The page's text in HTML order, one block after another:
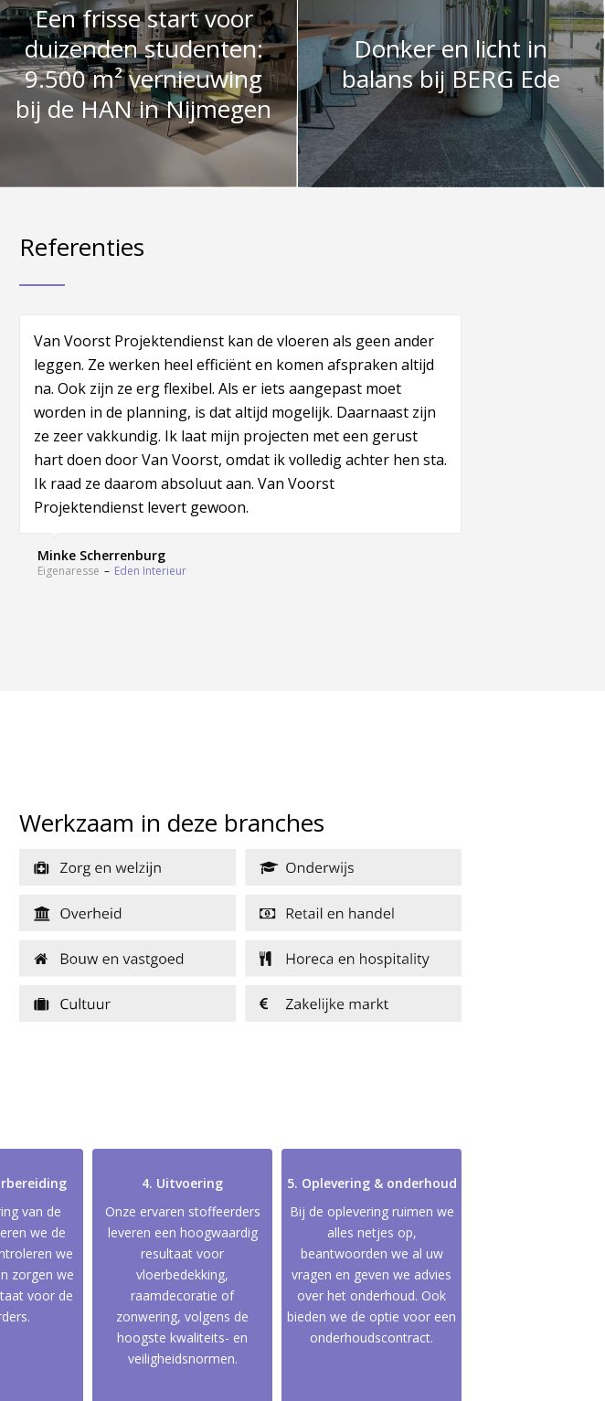
Een frisse start voor
duizenden studenten:
9.500 m² vernieuwing
bij de HAN in Nijmegen
Donker en licht in
balans bij BERG Ede
Referenties
Van Voorst Projektendienst kan de vloeren als geen ander
leggen. Ze werken heel efficiënt en komen afspraken altijd
na. Ook zijn ze erg flexibel. Als er iets aangepast moet
worden in de planning, is dat altijd mogelijk. Daarnaast zijn
ze zeer vakkundig. Ik laat mijn projecten met een gerust
hart doen door Van Voorst, omdat ik volledig achter hen sta.
Ik raad ze daarom absoluut aan. Van Voorst
Projektendienst levert gewoon.
Minke Scherrenburg
Eigenaresse – Eden Interieur
Om van een oud en zeer gedateerd interieur iets actueels
en vooral passend bij de branche te maken is niet
eenvoudig. Bij Van Voorst kunnen ze dit echter bijzonder
goed. Niet alleen luisteren ze heel goed naar de klantwens
(een verademing) maar ze komen vooral met passende
voorstellen in zowel sfeer als in een passende begroting.
Wij zijn dan ook uitermate tevreden over de werkwijze en de
manier waarop dit voortraject maar ook de realisatie is
Joop Jorritsma
Werkzaam in deze branches
van de
we de
we
zorgen we
voor de
4. Uitvoering
Onze ervaren stoffeerders
leveren een hoogwaardig
resultaat voor
vloerbedekking,
raamdecoratie of
zonwering, volgens de
hoogste kwaliteits- en
veiligheidsnormen.
5. Oplevering & onderhoud
Bij de oplevering ruimen we
alles netjes op,
beantwoorden we al uw
vragen en geven we advies
over het onderhoud. Ook
bieden we de optie voor een
onderhoudscontract.
AANMELDEN NIEUWSBRIEF NEEM CONTACT OP